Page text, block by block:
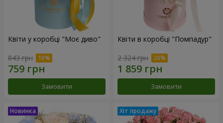
Квіти у коробці "Моє диво"
843 грн
Замовити
Квіти в коробці "Помпадур"
2 324 грн
Замовити